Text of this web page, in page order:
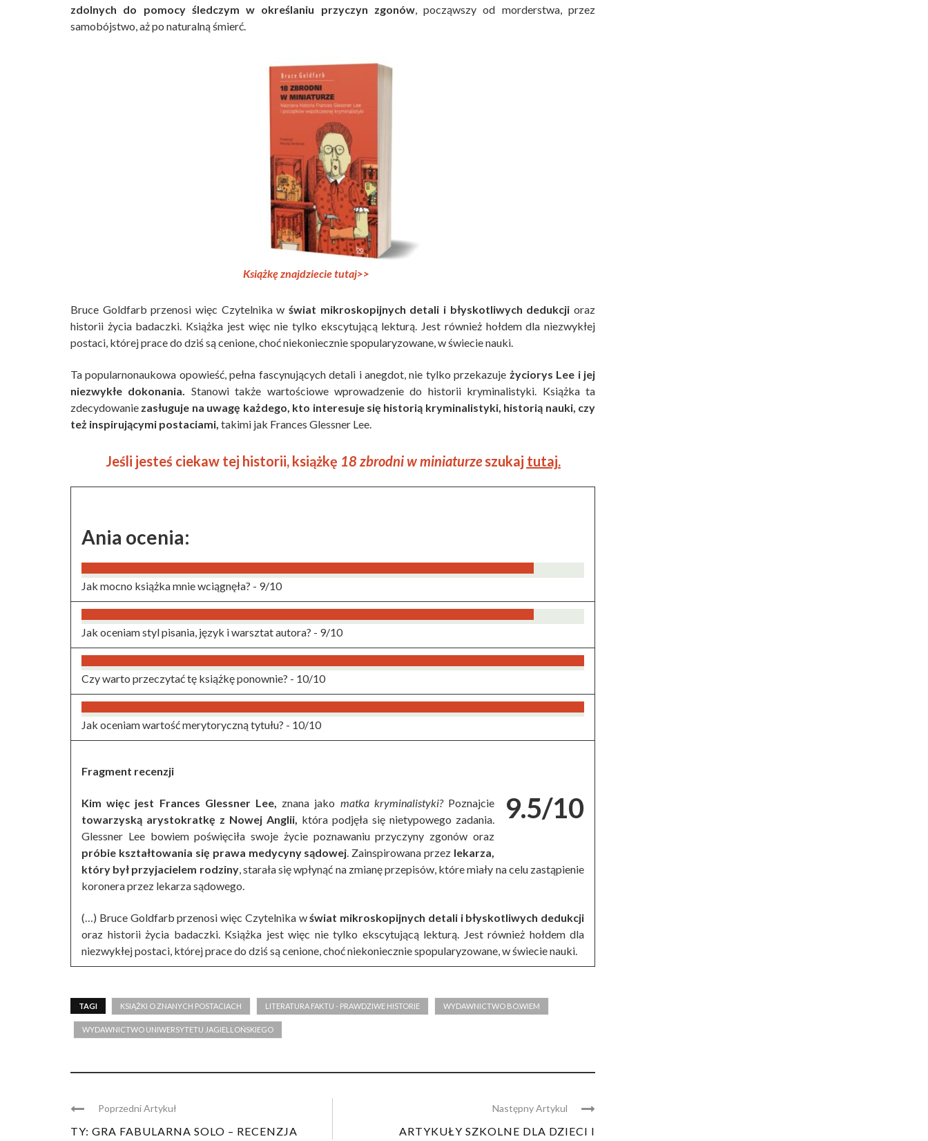
zdolnych do pomocy śledczym w określaniu przyczyn zgonów, począwszy od morderstwa, przez
samobójstwo, aż po naturalną śmierć.
Książkę znajdziecie tutaj>>
Bruce Goldfarb przenosi więc Czytelnika w świat mikroskopijnych detali i błyskotliwych dedukcji oraz
historii życia badaczki. Książka jest więc nie tylko ekscytującą lekturą. Jest również hołdem dla niezwykłej
postaci, której prace do dziś są cenione, choć niekoniecznie spopularyzowane, w świecie nauki.
Ta popularnonaukowa opowieść, pełna fascynujących detali i anegdot, nie tylko przekazuje życiorys Lee i jej
niezwykłe dokonania. Stanowi także wartościowe wprowadzenie do historii kryminalistyki. Książka ta
zdecydowanie zasługuje na uwagę każdego, kto interesuje się historią kryminalistyki, historią nauki, czy
też inspirującymi postaciami, takimi jak Frances Glessner Lee.
Jeśli jesteś ciekaw tej historii, książkę 18 zbrodni w miniaturzeszukaj tutaj.
Ania ocenia:
Jak mocno książka mnie wciągnęła? - 9/10
Jak oceniam styl pisania, język i warsztat autora? - 9/10
Czy warto przeczytać tę książkę ponownie? - 10/10
Jak oceniam wartość merytoryczną tytułu? - 10/10
9.5/10
Fragment recenzji
Kim więc jest Frances Glessner Lee, znana jako matka kryminalistyki? Poznajcie
towarzyską arystokratkę z Nowej Anglii, która podjęła się nietypowego zadania.
Glessner Lee bowiem poświęciła swoje życie poznawaniu przyczyny zgonów oraz
próbie kształtowania się prawa medycyny sądowej. Zainspirowana przez lekarza,
który był przyjacielem rodziny, starała się wpłynąć na zmianę przepisów, które miały na celu zastąpienie
koronera przez lekarza sądowego.
(…) Bruce Goldfarb przenosi więc Czytelnika wświat mikroskopijnych detali i błyskotliwych dedukcji
oraz historii życia badaczki. Książka jest więc nie tylko ekscytującą lekturą. Jest również hołdem dla
niezwykłej postaci, której prace do dziś są cenione, choć niekoniecznie spopularyzowane, w świecie nauki.
TAGI KSIĄŻKI O ZNANYCH POSTACIACH LITERATURA FAKTU - PRAWDZIWE HISTORIE WYDAWNICTWO BO.WIEM
WYDAWNICTWO UNIWERSYTETU JAGIELLOŃSKIEGO
Poprzedni Artykuł
TY: GRA FABULARNA SOLO – RECENZJA
Następny Artykul
ARTYKUŁY SZKOLNE DLA DZIECI I